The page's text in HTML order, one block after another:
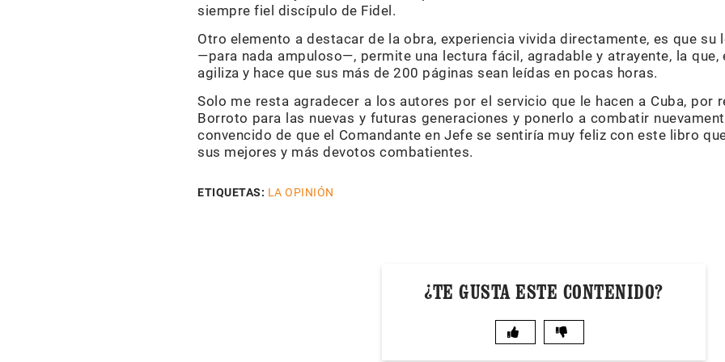
siempre fiel discípulo de Fidel.
Otro elemento a destacar de la obra, experiencia vivida directamente, es que su
—para nada ampuloso—, permite una lectura fácil, agradable y atrayente, la
agiliza y hace que sus más de 200 páginas sean leídas en pocas horas.
Solo me resta agradecer a los autores por el servicio que le hacen a Cuba, por
Borroto para las nuevas y futuras generaciones y ponerlo a combatir
convencido de que el Comandante en Jefe se sentiría muy feliz con este libro
sus mejores y más devotos combatientes.
ETIQUETAS: LA OPINIÓN
¿TE GUSTA ESTE CONTENIDO?